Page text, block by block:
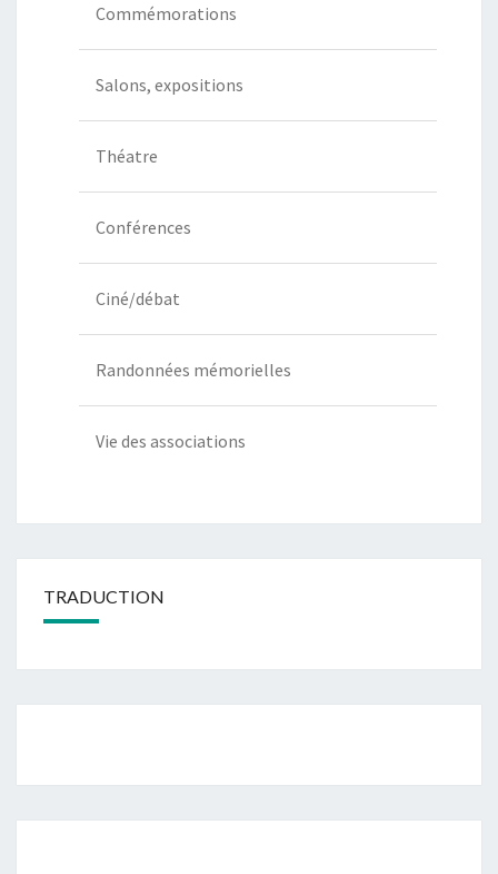
Commémorations
Salons, expositions
Théatre
Conférences
Ciné/débat
Randonnées mémorielles
Vie des associations
TRADUCTION